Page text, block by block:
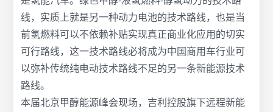
线，实质上就是另一种动力电池的技术路线，也是当
前氢燃料可以不依赖补贴实现真正商业化应用的切实
可行路线，这一技术路线必将成为中国商用车行业可
以弥补传统纯电动技术路线不足的另一条新能源技术
路线。
本届北京甲醇能源峰会现场，吉利控股旗下远程新能